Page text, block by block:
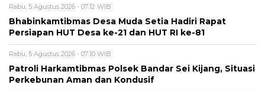
Rabu, 5 Agustus 2026 - 07:12 WIB
Bhabinkamtibmas Desa Muda Setia Hadiri Rapat
Persiapan HUT Desa ke-21 dan HUT RI ke-81
Rabu, 5 Agustus 2026 - 07:10 WIB
Patroli Harkamtibmas Polsek Bandar Sei Kijang, Situasi
Perkebunan Aman dan Kondusif